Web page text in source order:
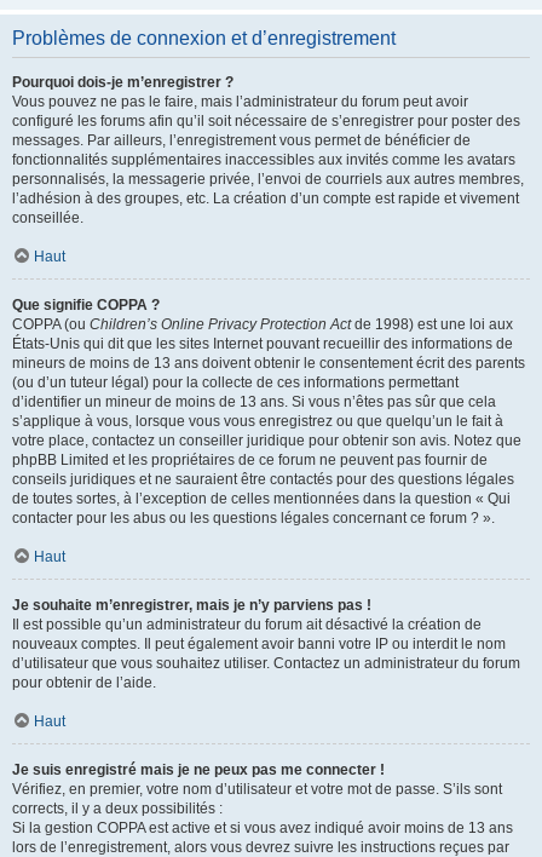
Problèmes de connexion et d’enregistrement
Pourquoi dois-je m’enregistrer ?
Vous pouvez ne pas le faire, mais l’administrateur du forum peut avoir
configuré les forums afin qu’il soit nécessaire de s’enregistrer pour poster des
messages. Par ailleurs, l’enregistrement vous permet de bénéficier de
fonctionnalités supplémentaires inaccessibles aux invités comme les avatars
personnalisés, la messagerie privée, l’envoi de courriels aux autres membres,
l’adhésion à des groupes, etc. La création d’un compte est rapide et vivement
conseillée.
Haut
Que signifie COPPA ?
COPPA (ou Children’s Online Privacy Protection Actde 1998) est une loi aux
États-Unis qui dit que les sites Internet pouvant recueillir des informations de
mineurs de moins de 13 ans doivent obtenir le consentement écrit des parents
(ou d’un tuteur légal) pour la collecte de ces informations permettant
d’identifier un mineur de moins de 13 ans. Si vous n’êtes pas sûr que cela
s’applique à vous, lorsque vous vous enregistrez ou que quelqu’un le fait à
votre place, contactez un conseiller juridique pour obtenir son avis. Notez que
phpBB Limited et les propriétaires de ce forum ne peuvent pas fournir de
conseils juridiques et ne sauraient être contactés pour des questions légales
de toutes sortes, à l’exception de celles mentionnées dans la question « Qui
contacter pour les abus ou les questions légales concernant ce forum ? ».
Haut
Je souhaite m’enregistrer, mais je n’y parviens pas !
Il est possible qu’un administrateur du forum ait désactivé la création de
nouveaux comptes. Il peut également avoir banni votre IP ou interdit le nom
d’utilisateur que vous souhaitez utiliser. Contactez un administrateur du forum
pour obtenir de l’aide.
Haut
Je suis enregistré mais je ne peux pas me connecter !
Vérifiez, en premier, votre nom d’utilisateur et votre mot de passe. S’ils sont
corrects, il y a deux possibilités :
Si la gestion COPPA est active et si vous avez indiqué avoir moins de 13 ans
lors de l’enregistrement, alors vous devrez suivre les instructions reçues par